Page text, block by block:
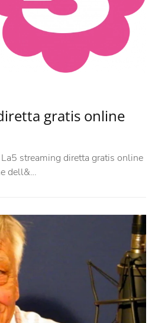
gratis online
streaming diretta gratis online
dell&…